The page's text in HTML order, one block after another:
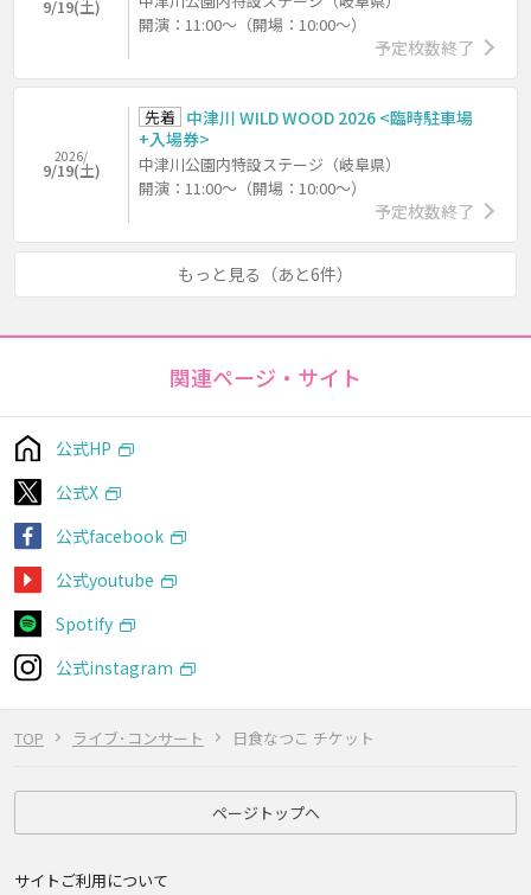
TOP ライブ･コンサート 日食なつこ チケット
9/19(土)
開演：11:00～（開場：10:00～）
予定枚数終了
2026/
9/19(土)
先着 中津川 WILD WOOD 2026 <臨時駐車場
+入場券>
中津川公園内特設ステージ（岐阜県）
開演：11:00～（開場：10:00～）
予定枚数終了
もっと見る（あと6件）
関連ページ・サイト
公式HP
公式X
公式facebook
公式youtube
Spotify
公式instagram
ページトップへ
サイトご利用について